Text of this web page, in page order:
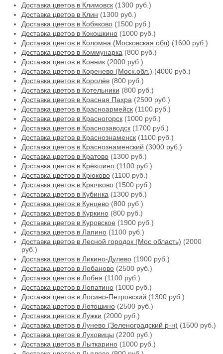
Доставка цветов в Климовск (1300 руб.)
Доставка цветов в Клин (1300 руб.)
Доставка цветов в Кобяково (1500 руб.)
Доставка цветов в Кокошкино (1000 руб.)
Доставка цветов в Коломна (Московская обл) (1600 руб.)
Доставка цветов в Коммунарка (800 руб.)
Доставка цветов в Конник (2000 руб.)
Доставка цветов в Коренево (Моск.обл.) (4000 руб.)
Доставка цветов в Королёв (800 руб.)
Доставка цветов в Котельники (800 руб.)
Доставка цветов в Красная Пахра (2500 руб.)
Доставка цветов в Красноармейск (1100 руб.)
Доставка цветов в Красногорск (1000 руб.)
Доставка цветов в Краснозаводск (1700 руб.)
Доставка цветов в Краснознаменск (1100 руб.)
Доставка цветов в Краснознаменский (3000 руб.)
Доставка цветов в Кратово (1300 руб.)
Доставка цветов в Крёкшино (1100 руб.)
Доставка цветов в Крюково (1100 руб.)
Доставка цветов в Крючково (1500 руб.)
Доставка цветов в Кубинка (1300 руб.)
Доставка цветов в Кунцево (800 руб.)
Доставка цветов в Куркино (800 руб.)
Доставка цветов в Куровское (1900 руб.)
Доставка цветов в Лапино (1100 руб.)
Доставка цветов в Лесной городок (Мос область) (2000
руб.)
Доставка цветов в Ликино-Дулево (1900 руб.)
Доставка цветов в Лобаново (2500 руб.)
Доставка цветов в Лобня (1100 руб.)
Доставка цветов в Лопатино (1000 руб.)
Доставка цветов в Лосино-Петровский (1300 руб.)
Доставка цветов в Лотошино (2500 руб.)
Доставка цветов в Лужки (2000 руб.)
Доставка цветов в Лунево (Зеленоградский р-н) (1500 руб.)
Доставка цветов в Луховицы (2200 руб.)
Доставка цветов в Лыткарино (1000 руб.)